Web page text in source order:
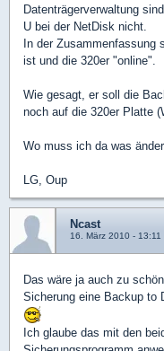
Datenträgerverwaltung
U bei der NetDisk nicht.
In der
ist und die 320er "online".
Wie gesagt, er soll die
noch auf die 320er Platte
Wo muss ich da was
LG, Oup
Ncast
16. März 2010 - 13:11
Das wäre ja auch zu
Sicherung eine Backup to
Ich glaube das mit den